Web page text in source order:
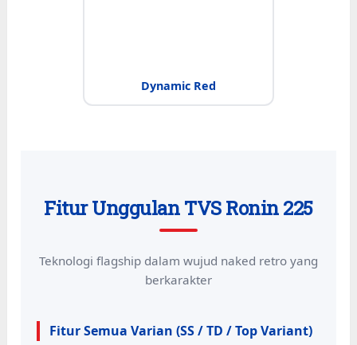
Dynamic Red
Fitur Unggulan TVS Ronin 225
Teknologi flagship dalam wujud naked retro yang
berkarakter
Fitur Semua Varian (SS / TD / Top Variant)